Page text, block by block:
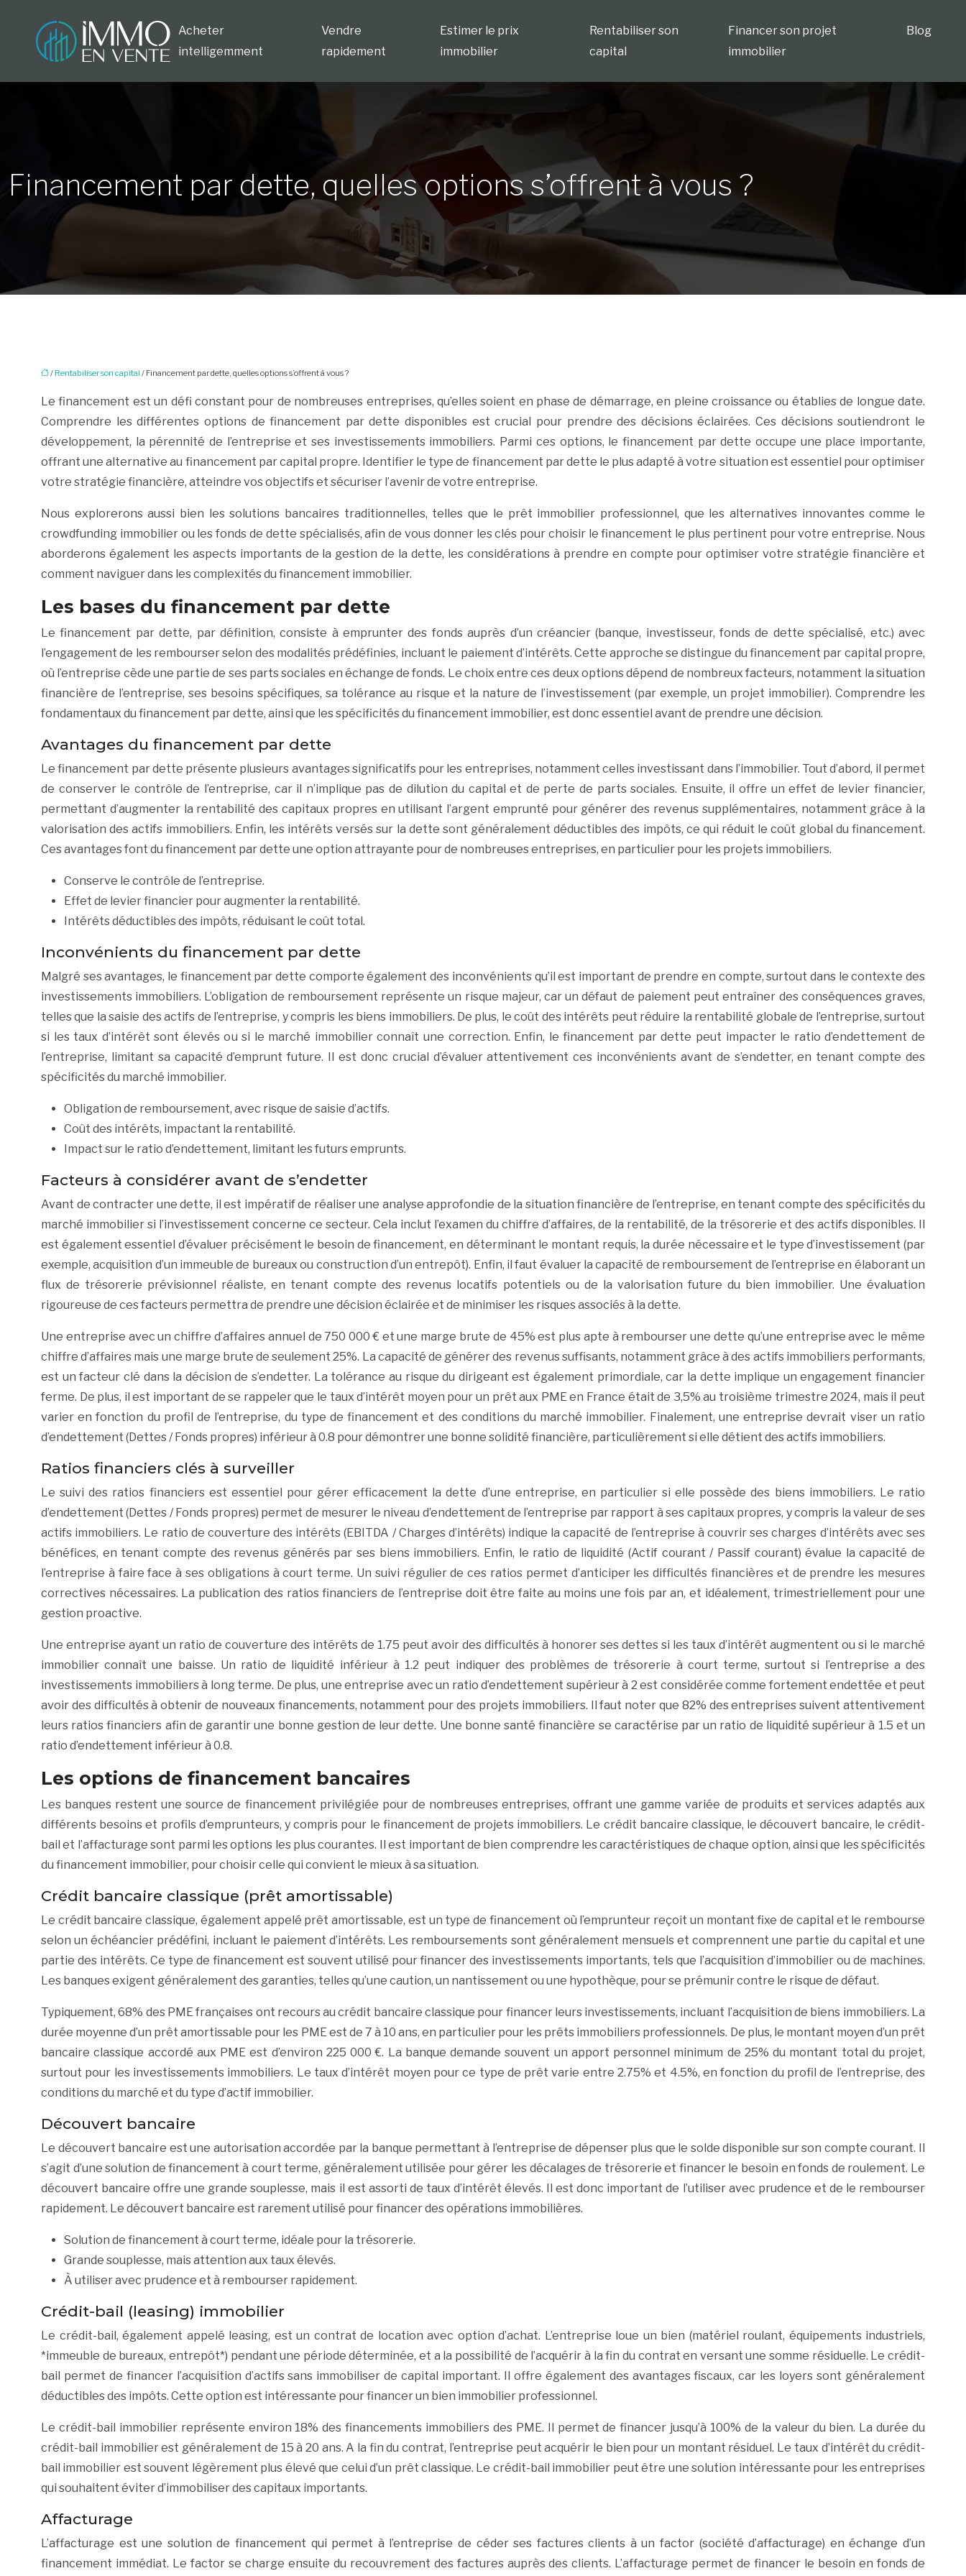
Acheter
intelligemment
Vendre
rapidement
Estimer le prix
immobilier
Rentabiliser son
capital
Financer son projet
immobilier
Blog
Financement par dette, quelles options s’offrent à vous ?
/ Rentabiliser son capital / Financement par dette, quelles options s’offrent à vous ?
Le financement est un défi constant pour de nombreuses entreprises, qu’elles soient en phase de démarrage, en pleine croissance ou établies de longue date.
Comprendre les différentes options de financement par dette disponibles est crucial pour prendre des décisions éclairées. Ces décisions soutiendront le
développement, la pérennité de l’entreprise et ses investissements immobiliers. Parmi ces options, le financement par dette occupe une place importante,
offrant une alternative au financement par capital propre. Identifier le type de financement par dette le plus adapté à votre situation est essentiel pour optimiser
votre stratégie financière, atteindre vos objectifs et sécuriser l’avenir de votre entreprise.
Nous explorerons aussi bien les solutions bancaires traditionnelles, telles que le prêt immobilier professionnel, que les alternatives innovantes comme le
crowdfunding immobilier ou les fonds de dette spécialisés, afin de vous donner les clés pour choisir le financement le plus pertinent pour votre entreprise. Nous
aborderons également les aspects importants de la gestion de la dette, les considérations à prendre en compte pour optimiser votre stratégie financière et
comment naviguer dans les complexités du financement immobilier.
Les bases du financement par dette
Le financement par dette, par définition, consiste à emprunter des fonds auprès d’un créancier (banque, investisseur, fonds de dette spécialisé, etc.) avec
l’engagement de les rembourser selon des modalités prédéfinies, incluant le paiement d’intérêts. Cette approche se distingue du financement par capital propre,
où l’entreprise cède une partie de ses parts sociales en échange de fonds. Le choix entre ces deux options dépend de nombreux facteurs, notamment la situation
financière de l’entreprise, ses besoins spécifiques, sa tolérance au risque et la nature de l’investissement (par exemple, un projet immobilier). Comprendre les
fondamentaux du financement par dette, ainsi que les spécificités du financement immobilier, est donc essentiel avant de prendre une décision.
Avantages du financement par dette
Le financement par dette présente plusieurs avantages significatifs pour les entreprises, notamment celles investissant dans l’immobilier. Tout d’abord, il permet
de conserver le contrôle de l’entreprise, car il n’implique pas de dilution du capital et de perte de parts sociales. Ensuite, il offre un effet de levier financier,
permettant d’augmenter la rentabilité des capitaux propres en utilisant l’argent emprunté pour générer des revenus supplémentaires, notamment grâce à la
valorisation des actifs immobiliers. Enfin, les intérêts versés sur la dette sont généralement déductibles des impôts, ce qui réduit le coût global du financement.
Ces avantages font du financement par dette une option attrayante pour de nombreuses entreprises, en particulier pour les projets immobiliers.
Conserve le contrôle de l’entreprise.
Effet de levier financier pour augmenter la rentabilité.
Intérêts déductibles des impôts, réduisant le coût total.
Inconvénients du financement par dette
Malgré ses avantages, le financement par dette comporte également des inconvénients qu’il est important de prendre en compte, surtout dans le contexte des
investissements immobiliers. L’obligation de remboursement représente un risque majeur, car un défaut de paiement peut entraîner des conséquences graves,
telles que la saisie des actifs de l’entreprise, y compris les biens immobiliers. De plus, le coût des intérêts peut réduire la rentabilité globale de l’entreprise, surtout
si les taux d’intérêt sont élevés ou si le marché immobilier connaît une correction. Enfin, le financement par dette peut impacter le ratio d’endettement de
l’entreprise, limitant sa capacité d’emprunt future. Il est donc crucial d’évaluer attentivement ces inconvénients avant de s’endetter, en tenant compte des
spécificités du marché immobilier.
Obligation de remboursement, avec risque de saisie d’actifs.
Coût des intérêts, impactant la rentabilité.
Impact sur le ratio d’endettement, limitant les futurs emprunts.
Facteurs à considérer avant de s’endetter
Avant de contracter une dette, il est impératif de réaliser une analyse approfondie de la situation financière de l’entreprise, en tenant compte des spécificités du
marché immobilier si l’investissement concerne ce secteur. Cela inclut l’examen du chiffre d’affaires, de la rentabilité, de la trésorerie et des actifs disponibles. Il
est également essentiel d’évaluer précisément le besoin de financement, en déterminant le montant requis, la durée nécessaire et le type d’investissement (par
exemple, acquisition d’un immeuble de bureaux ou construction d’un entrepôt). Enfin, il faut évaluer la capacité de remboursement de l’entreprise en élaborant un
flux de trésorerie prévisionnel réaliste, en tenant compte des revenus locatifs potentiels ou de la valorisation future du bien immobilier. Une évaluation
rigoureuse de ces facteurs permettra de prendre une décision éclairée et de minimiser les risques associés à la dette.
Une entreprise avec un chiffre d’affaires annuel de 750 000 € et une marge brute de 45% est plus apte à rembourser une dette qu’une entreprise avec le même
chiffre d’affaires mais une marge brute de seulement 25%. La capacité de générer des revenus suffisants, notamment grâce à des actifs immobiliers performants,
est un facteur clé dans la décision de s’endetter. La tolérance au risque du dirigeant est également primordiale, car la dette implique un engagement financier
ferme. De plus, il est important de se rappeler que le taux d’intérêt moyen pour un prêt aux PME en France était de 3,5% au troisième trimestre 2024, mais il peut
varier en fonction du profil de l’entreprise, du type de financement et des conditions du marché immobilier. Finalement, une entreprise devrait viser un ratio
d’endettement (Dettes / Fonds propres) inférieur à 0.8 pour démontrer une bonne solidité financière, particulièrement si elle détient des actifs immobiliers.
Ratios financiers clés à surveiller
Le suivi des ratios financiers est essentiel pour gérer efficacement la dette d’une entreprise, en particulier si elle possède des biens immobiliers. Le ratio
d’endettement (Dettes / Fonds propres) permet de mesurer le niveau d’endettement de l’entreprise par rapport à ses capitaux propres, y compris la valeur de ses
actifs immobiliers. Le ratio de couverture des intérêts (EBITDA / Charges d’intérêts) indique la capacité de l’entreprise à couvrir ses charges d’intérêts avec ses
bénéfices, en tenant compte des revenus générés par ses biens immobiliers. Enfin, le ratio de liquidité (Actif courant / Passif courant) évalue la capacité de
l’entreprise à faire face à ses obligations à court terme. Un suivi régulier de ces ratios permet d’anticiper les difficultés financières et de prendre les mesures
correctives nécessaires. La publication des ratios financiers de l’entreprise doit être faite au moins une fois par an, et idéalement, trimestriellement pour une
gestion proactive.
Une entreprise ayant un ratio de couverture des intérêts de 1.75 peut avoir des difficultés à honorer ses dettes si les taux d’intérêt augmentent ou si le marché
immobilier connaît une baisse. Un ratio de liquidité inférieur à 1.2 peut indiquer des problèmes de trésorerie à court terme, surtout si l’entreprise a des
investissements immobiliers à long terme. De plus, une entreprise avec un ratio d’endettement supérieur à 2 est considérée comme fortement endettée et peut
avoir des difficultés à obtenir de nouveaux financements, notamment pour des projets immobiliers. Il faut noter que 82% des entreprises suivent attentivement
leurs ratios financiers afin de garantir une bonne gestion de leur dette. Une bonne santé financière se caractérise par un ratio de liquidité supérieur à 1.5 et un
ratio d’endettement inférieur à 0.8.
Les options de financement bancaires
Les banques restent une source de financement privilégiée pour de nombreuses entreprises, offrant une gamme variée de produits et services adaptés aux
différents besoins et profils d’emprunteurs, y compris pour le financement de projets immobiliers. Le crédit bancaire classique, le découvert bancaire, le crédit-
bail et l’affacturage sont parmi les options les plus courantes. Il est important de bien comprendre les caractéristiques de chaque option, ainsi que les spécificités
du financement immobilier, pour choisir celle qui convient le mieux à sa situation.
Crédit bancaire classique (prêt amortissable)
Le crédit bancaire classique, également appelé prêt amortissable, est un type de financement où l’emprunteur reçoit un montant fixe de capital et le rembourse
selon un échéancier prédéfini, incluant le paiement d’intérêts. Les remboursements sont généralement mensuels et comprennent une partie du capital et une
partie des intérêts. Ce type de financement est souvent utilisé pour financer des investissements importants, tels que l’acquisition d’immobilier ou de machines.
Les banques exigent généralement des garanties, telles qu’une caution, un nantissement ou une hypothèque, pour se prémunir contre le risque de défaut.
Typiquement, 68% des PME françaises ont recours au crédit bancaire classique pour financer leurs investissements, incluant l’acquisition de biens immobiliers. La
durée moyenne d’un prêt amortissable pour les PME est de 7 à 10 ans, en particulier pour les prêts immobiliers professionnels. De plus, le montant moyen d’un prêt
bancaire classique accordé aux PME est d’environ 225 000 €. La banque demande souvent un apport personnel minimum de 25% du montant total du projet,
surtout pour les investissements immobiliers. Le taux d’intérêt moyen pour ce type de prêt varie entre 2.75% et 4.5%, en fonction du profil de l’entreprise, des
conditions du marché et du type d’actif immobilier.
Découvert bancaire
Le découvert bancaire est une autorisation accordée par la banque permettant à l’entreprise de dépenser plus que le solde disponible sur son compte courant. Il
s’agit d’une solution de financement à court terme, généralement utilisée pour gérer les décalages de trésorerie et financer le besoin en fonds de roulement. Le
découvert bancaire offre une grande souplesse, mais il est assorti de taux d’intérêt élevés. Il est donc important de l’utiliser avec prudence et de le rembourser
rapidement. Le découvert bancaire est rarement utilisé pour financer des opérations immobilières.
Solution de financement à court terme, idéale pour la trésorerie.
Grande souplesse, mais attention aux taux élevés.
À utiliser avec prudence et à rembourser rapidement.
Crédit-bail (leasing) immobilier
Le crédit-bail, également appelé leasing, est un contrat de location avec option d’achat. L’entreprise loue un bien (matériel roulant, équipements industriels,
*immeuble de bureaux, entrepôt*) pendant une période déterminée, et a la possibilité de l’acquérir à la fin du contrat en versant une somme résiduelle. Le crédit-
bail permet de financer l’acquisition d’actifs sans immobiliser de capital important. Il offre également des avantages fiscaux, car les loyers sont généralement
déductibles des impôts. Cette option est intéressante pour financer un bien immobilier professionnel.
Le crédit-bail immobilier représente environ 18% des financements immobiliers des PME. Il permet de financer jusqu’à 100% de la valeur du bien. La durée du
crédit-bail immobilier est généralement de 15 à 20 ans. A la fin du contrat, l’entreprise peut acquérir le bien pour un montant résiduel. Le taux d’intérêt du crédit-
bail immobilier est souvent légèrement plus élevé que celui d’un prêt classique. Le crédit-bail immobilier peut être une solution intéressante pour les entreprises
qui souhaitent éviter d’immobiliser des capitaux importants.
Affacturage
L’affacturage est une solution de financement qui permet à l’entreprise de céder ses factures clients à un factor (société d’affacturage) en échange d’un
financement immédiat. Le factor se charge ensuite du recouvrement des factures auprès des clients. L’affacturage permet de financer le besoin en fonds de